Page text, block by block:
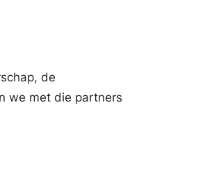
de
we met die partners